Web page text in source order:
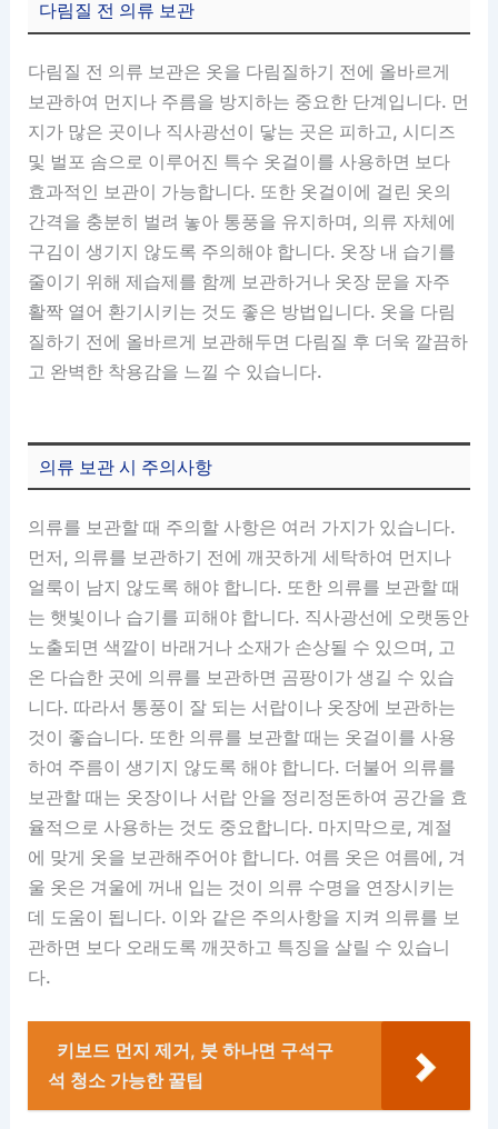
다림질 전 의류 보관
다림질 전 의류 보관은 옷을 다림질하기 전에 올바르게
보관하여 먼지나 주름을 방지하는 중요한 단계입니다. 먼
지가 많은 곳이나 직사광선이 닿는 곳은 피하고, 시디즈
및 벌포 솜으로 이루어진 특수 옷걸이를 사용하면 보다
효과적인 보관이 가능합니다. 또한 옷걸이에 걸린 옷의
간격을 충분히 벌려 놓아 통풍을 유지하며, 의류 자체에
구김이 생기지 않도록 주의해야 합니다. 옷장 내 습기를
줄이기 위해 제습제를 함께 보관하거나 옷장 문을 자주
활짝 열어 환기시키는 것도 좋은 방법입니다. 옷을 다림
질하기 전에 올바르게 보관해두면 다림질 후 더욱 깔끔하
고 완벽한 착용감을 느낄 수 있습니다.
의류 보관 시 주의사항
의류를 보관할 때 주의할 사항은 여러 가지가 있습니다.
먼저, 의류를 보관하기 전에 깨끗하게 세탁하여 먼지나
얼룩이 남지 않도록 해야 합니다. 또한 의류를 보관할 때
는 햇빛이나 습기를 피해야 합니다. 직사광선에 오랫동안
노출되면 색깔이 바래거나 소재가 손상될 수 있으며, 고
온 다습한 곳에 의류를 보관하면 곰팡이가 생길 수 있습
니다. 따라서 통풍이 잘 되는 서랍이나 옷장에 보관하는
것이 좋습니다. 또한 의류를 보관할 때는 옷걸이를 사용
하여 주름이 생기지 않도록 해야 합니다. 더불어 의류를
보관할 때는 옷장이나 서랍 안을 정리정돈하여 공간을 효
율적으로 사용하는 것도 중요합니다. 마지막으로, 계절
에 맞게 옷을 보관해주어야 합니다. 여름 옷은 여름에, 겨
울 옷은 겨울에 꺼내 입는 것이 의류 수명을 연장시키는
데 도움이 됩니다. 이와 같은 주의사항을 지켜 의류를 보
관하면 보다 오래도록 깨끗하고 특징을 살릴 수 있습니
다.
키보드 먼지 제거, 붓 하나면 구석구
석 청소 가능한 꿀팁